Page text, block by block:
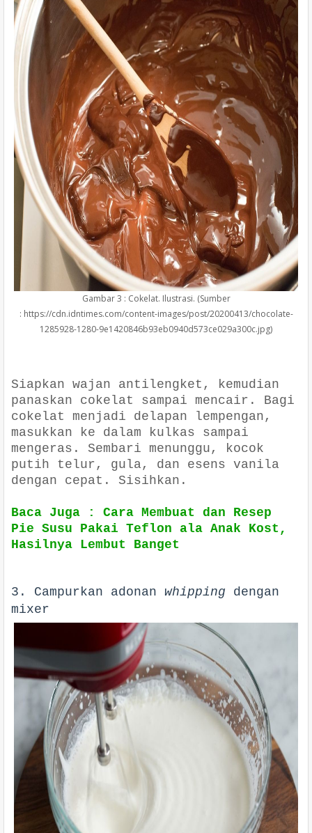
Gambar 3 : Cokelat. Ilustrasi. (Sumber
: https://cdn.idntimes.com/content-images/post/20200413/chocolate-
1285928-1280-9e1420846b93eb0940d573ce029a300c.jpg)
Siapkan wajan antilengket, kemudian
panaskan cokelat sampai mencair. Bagi
cokelat menjadi delapan lempengan,
masukkan ke dalam kulkas sampai
mengeras. Sembari menunggu, kocok
putih telur, gula, dan esens vanila
dengan cepat. Sisihkan.
Baca Juga : Cara Membuat dan Resep
Pie Susu Pakai Teflon ala Anak Kost,
Hasilnya Lembut Banget
3. Campurkan adonan whipping dengan
mixer